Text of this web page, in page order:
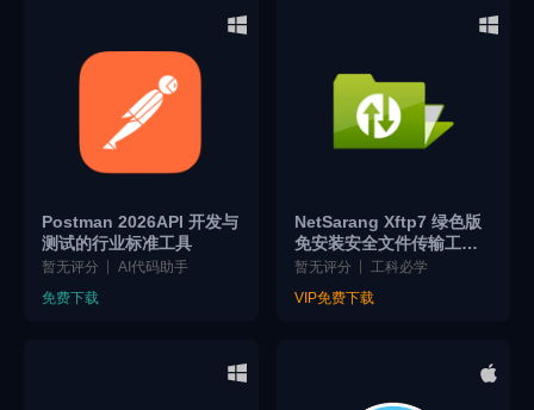
Postman 2026API 开发与
测试的行业标准工具
暂无评分
AI代码助手
免费下载
NetSarang Xftp7 绿色版
免安装安全文件传输工
具，支持 SFTP/FTP与 Xs
暂无评分
工科必学
VIP免费下载